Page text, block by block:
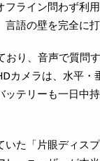
フライン問わず利
語の壁を完全に打
り、音声で質問
カメラは、水平
ッテリーも一日中
いた「片眼ディス